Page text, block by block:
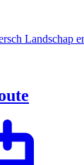
Landschap